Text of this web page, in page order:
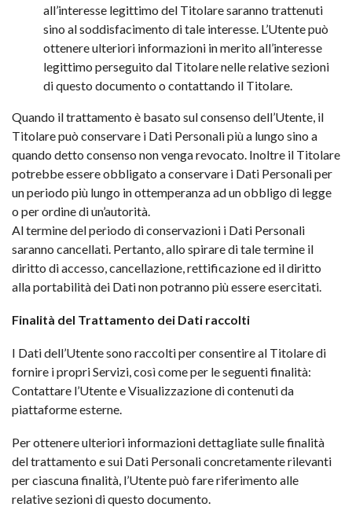
all’interesse legittimo del Titolare saranno trattenuti
sino al soddisfacimento di tale interesse. L’Utente può
ottenere ulteriori informazioni in merito all’interesse
legittimo perseguito dal Titolare nelle relative sezioni
di questo documento o contattando il Titolare.
Quando il trattamento è basato sul consenso dell’Utente, il
Titolare può conservare i Dati Personali più a lungo sino a
quando detto consenso non venga revocato. Inoltre il Titolare
potrebbe essere obbligato a conservare i Dati Personali per
un periodo più lungo in ottemperanza ad un obbligo di legge
o per ordine di un’autorità.
Al termine del periodo di conservazioni i Dati Personali
saranno cancellati. Pertanto, allo spirare di tale termine il
diritto di accesso, cancellazione, rettificazione ed il diritto
alla portabilità dei Dati non potranno più essere esercitati.
Finalità del Trattamento dei Dati raccolti
I Dati dell’Utente sono raccolti per consentire al Titolare di
fornire i propri Servizi, così come per le seguenti finalità:
Contattare l’Utente e Visualizzazione di contenuti da
piattaforme esterne.
Per ottenere ulteriori informazioni dettagliate sulle finalità
del trattamento e sui Dati Personali concretamente rilevanti
per ciascuna finalità, l’Utente può fare riferimento alle
relative sezioni di questo documento.